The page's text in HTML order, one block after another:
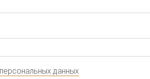
данных